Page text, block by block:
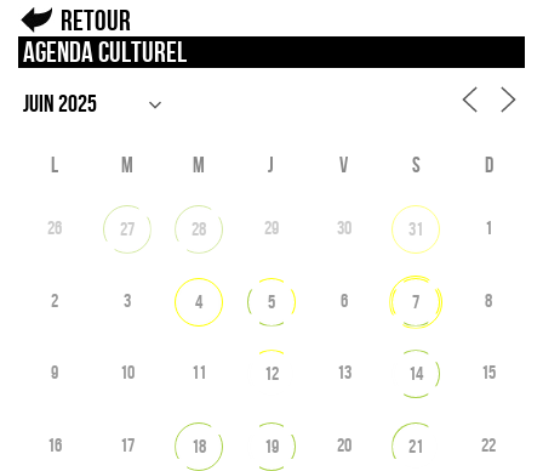
Retour
Agenda culturel
L M M J V S D
26 27 28 29 30 31 1
2 3 4 5 6 7 8
9 10 11 12 13 14 15
16 17 18 19 20 21 22